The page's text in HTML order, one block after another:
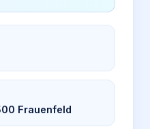
Frauenfeld